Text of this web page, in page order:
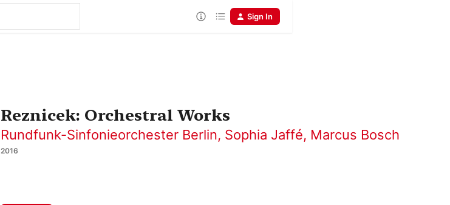
Sign In
Reznicek: Orchestral Works
Rundfunk-Sinfonieorchester Berlin, Sophia Jaffé, Marcus Bosch
2016